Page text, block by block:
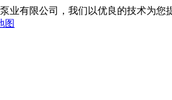
源泵业有限公司，我们以优良
图